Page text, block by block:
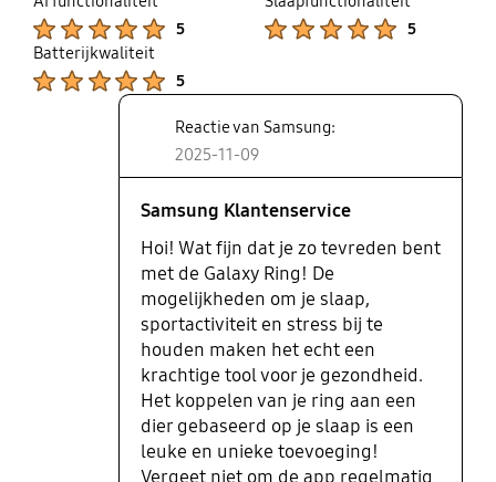
5
5
Batterijkwaliteit
5
Reactie van Samsung:
2025-11-09
Samsung Klantenservice
Hoi! Wat fijn dat je zo tevreden bent
met de Galaxy Ring! De
mogelijkheden om je slaap,
sportactiviteit en stress bij te
houden maken het echt een
krachtige tool voor je gezondheid.
Het koppelen van je ring aan een
dier gebaseerd op je slaap is een
leuke en unieke toevoeging!
Vergeet niet om de app regelmatig